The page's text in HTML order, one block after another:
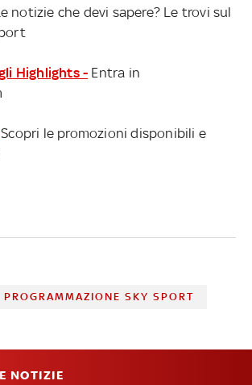
notizie che devi sapere? Le trovi sul
Highlights - Entra in
Scopri le promozioni disponibili e
PROGRAMMAZIONE SKY SPORT
NOTIZIE